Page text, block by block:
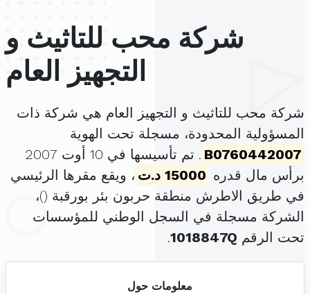
شركة محب للتاثيث و
التجهيز العام
شركة محب للتاثيث و التجهيز العام هي شركة ذات
المسؤولية المحدودة، مسجلة تحت الهوية
B0760442007
. تم تأسيسها في 10 أوت 2007
برأس مال قدره 15000 د.ت
، ويقع مقرها الرئيسي
في طريق الاطرش منطقة حربون بئر بورقبة ()،
الشركة مسجلة في السجل الوطني للمؤسسات
تحت الرقم 1018847Q
.
معلومات حول